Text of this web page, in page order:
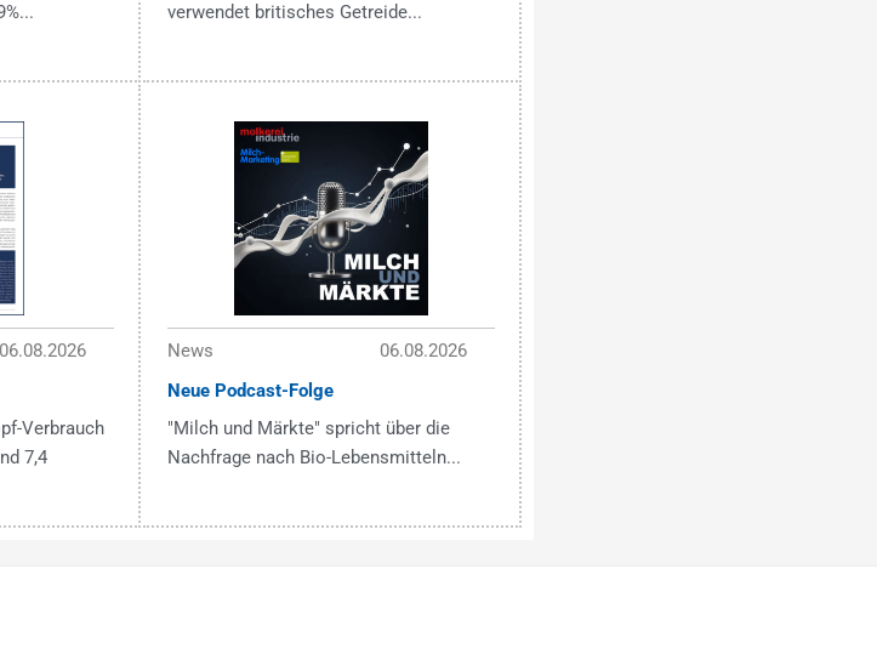
verwendet britisches Getreide...
06.08.2026
Verbrauch
7,4
News
06.08.2026
Neue Podcast-Folge
"Milch und Märkte" spricht über die
Nachfrage nach Bio-Lebensmitteln...